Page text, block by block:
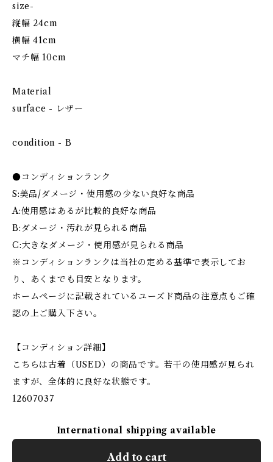
size-
縦幅 24cm
横幅 41cm
マチ幅 10cm
Material
surface - レザー
condition - B
●コンディションランク
S:美品/ダメージ・使用感の少ない良好な商品
A:使用感はあるが比較的良好な商品
B:ダメージ・汚れが見られる商品
C:大きなダメージ・使用感が見られる商品
※コンディションランクは当社の定める基準で表示してお
り、あくまでも目安となります。
ホームページに記載されているユーズド商品の注意点もご確
認の上ご購入下さい。
【コンディション詳細】
こちらは古着（USED）の商品です。若干の使用感が見られ
ますが、全体的に良好な状態です。
12607037
International shipping available
Add to cart